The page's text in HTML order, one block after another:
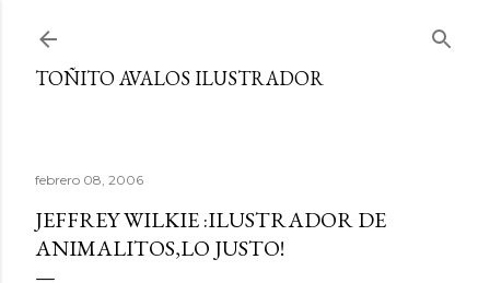
TOÑITO AVALOS ILUSTRADOR
febrero 08, 2006
JEFFREY WILKIE :ILUSTRADOR DE
ANIMALITOS,LO JUSTO!